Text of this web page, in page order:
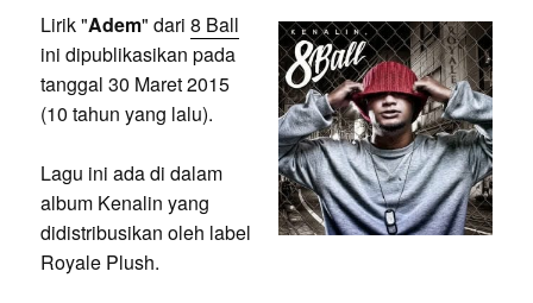
Lirik "Adem" dari 8 Ball
ini dipublikasikan pada
tanggal 30 Maret 2015
(10 tahun yang lalu).
Lagu ini ada di dalam
album Kenalin yang
didistribusikan oleh label
Royale Plush.